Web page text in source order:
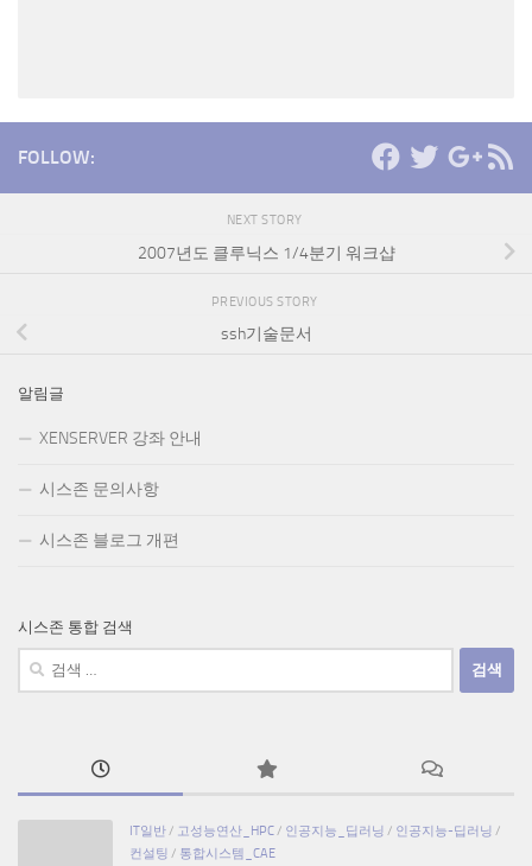
FOLLOW:
NEXT STORY
2007년도 클루닉스 1/4분기 워크샵
PREVIOUS STORY
ssh기술문서
알림글
XENSERVER 강좌 안내
시스존 문의사항
시스존 블로그 개편
시스존 통합 검색
검
IT일반 / 고성능연산_HPC / 인공지능_딥러닝 / 인공지능-딥러닝 /
컨설팅 / 통합시스템_CAE